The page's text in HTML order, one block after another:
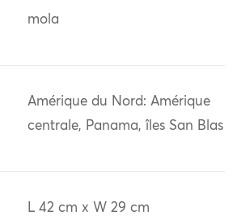
mola
Amérique du Nord: Amérique
centrale, Panama, îles San Blas
L 42 cm x W 29 cm